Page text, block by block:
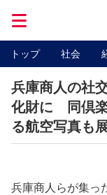
トップ 社会
兵庫商人の社
化財に 同倶
る航空写真も
兵庫商人らが集っ